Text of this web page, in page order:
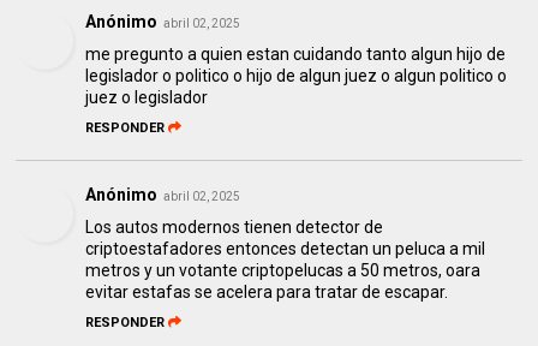
Anónimo abril 02, 2025
me pregunto a quien estan cuidando tanto algun hijo de
legislador o politico o hijo de algun juez o algun politico o
juez o legislador
RESPONDER
Anónimo abril 02, 2025
Los autos modernos tienen detector de
criptoestafadores entonces detectan un peluca a mil
metros y un votante criptopelucas a 50 metros, oara
evitar estafas se acelera para tratar de escapar.
RESPONDER